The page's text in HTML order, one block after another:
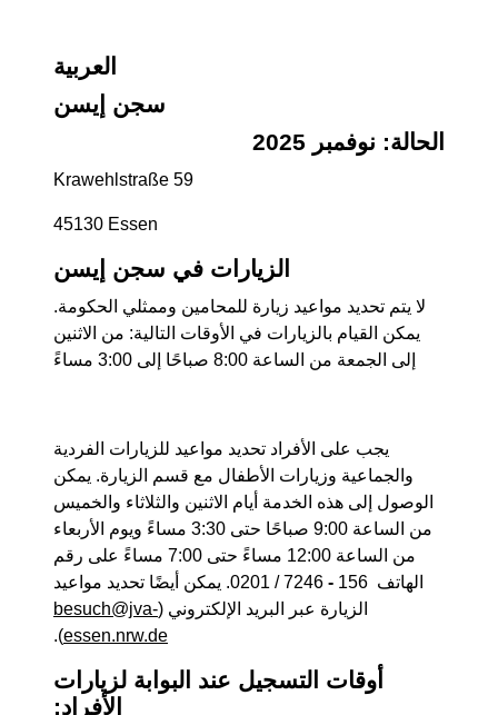
العربية
سجن إيسن
الحالة: نوفمبر 2025
Krawehlstraße 59
‎45130 Essen
الزيارات في سجن إيسن
لا يتم تحديد مواعيد زيارة للمحامين وممثلي الحكومة.
يمكن القيام بالزيارات في الأوقات التالية: من الاثنين
إلى الجمعة من الساعة 8:00 صباحًا إلى 3:00 مساءً
يجب على الأفراد تحديد مواعيد للزيارات الفردية
والجماعية وزيارات الأطفال مع قسم الزيارة. يمكن
الوصول إلى هذه الخدمة أيام الاثنين والثلاثاء والخميس
من الساعة 9:00 صباحًا حتى 3:30 مساءً ويوم الأربعاء
من الساعة 12:00 مساءً حتى 7:00 مساءً على رقم
الهاتف ‎0201 / 7246
-
156. يمكن أيضًا تحديد مواعيد
الزيارة عبر البريد الإلكتروني (besuch@jva-
essen.nrw.de
).
أوقات التسجيل عند البوابة لزيارات
الأفراد: